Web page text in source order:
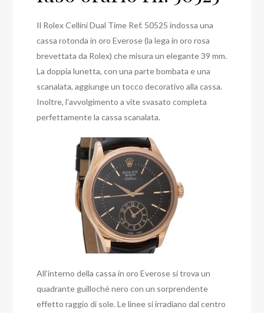
Il Rolex Cellini Dual Time Ref. 50525 indossa una
cassa rotonda in oro Everose (la lega in oro rosa
brevettata da Rolex) che misura un elegante 39 mm.
La doppia lunetta, con una parte bombata e una
scanalata, aggiunge un tocco decorativo alla cassa.
Inoltre, l’avvolgimento a vite svasato completa
perfettamente la cassa scanalata.
All’interno della cassa in oro Everose si trova un
quadrante guilloché nero con un sorprendente
effetto raggio di sole. Le linee si irradiano dal centro